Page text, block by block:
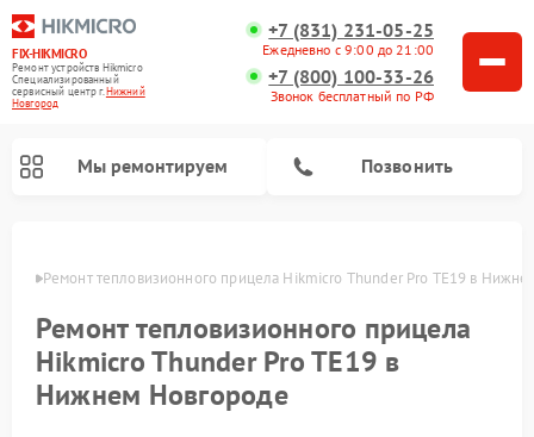
FIX-HIKMICRO
Ремонт устройств Hikmicro
Специализированный
cервисный центр г.Нижний
Новгород
+7 (831) 231-05-25
Ежедневно с 9:00 до 21:00
+7 (800) 100-33-26
Звонок бесплатный по РФ
Мы ремонтируем Позвонить
Ремонт тепловизионного прицела Hikmicro Thunder Pro TE19 в
Ремонт тепловизионного прицела
Hikmicro Thunder Pro TE19 в
Нижнем Новгороде